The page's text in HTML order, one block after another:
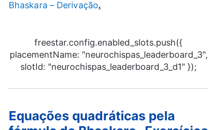
Bhaskara – Derivação.
freestar.config.enabled_slots.push({
placementName: "neurochispas_leaderboard_3",
slotId: "neurochispas_leaderboard_3_d1" });
Equações quadráticas pela